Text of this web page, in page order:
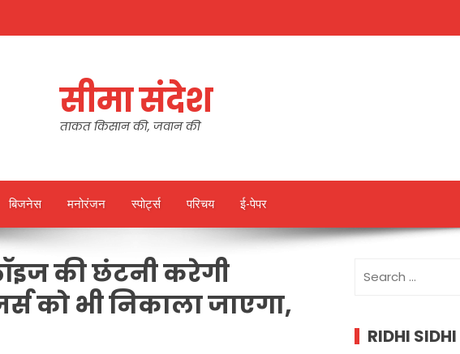
सीमा संदेश
ताकत किसान की, जवान की
बिजनेस मनोरंजन स्पोर्ट्स परिचय ई-पेपर
की छंटनी करेगी
को भी निकाला जाएगा,
for:
RIDHI SIDHI